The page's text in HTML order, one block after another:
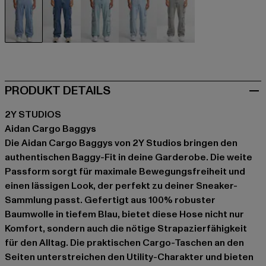
PRODUKT DETAILS
2Y STUDIOS
Aidan Cargo Baggys
Die Aidan Cargo Baggys von 2Y Studios bringen den
authentischen Baggy-Fit in deine Garderobe. Die weite
Passform sorgt für maximale Bewegungsfreiheit und
einen lässigen Look, der perfekt zu deiner Sneaker-
Sammlung passt. Gefertigt aus 100% robuster
Baumwolle in tiefem Blau, bietet diese Hose nicht nur
Komfort, sondern auch die nötige Strapazierfähigkeit
für den Alltag. Die praktischen Cargo-Taschen an den
Seiten unterstreichen den Utility-Charakter und bieten